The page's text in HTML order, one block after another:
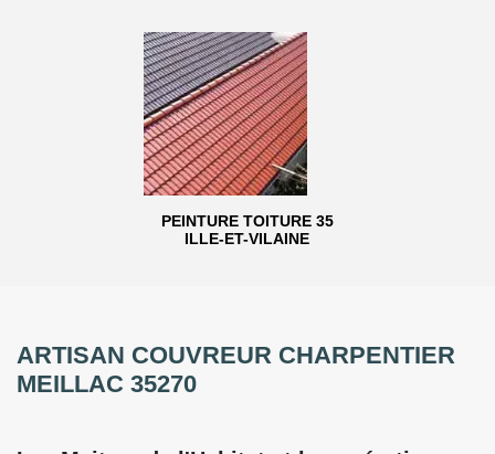
PEINTURE TOITURE 35
ILLE-ET-VILAINE
ARTISAN COUVREUR CHARPENTIER
MEILLAC 35270